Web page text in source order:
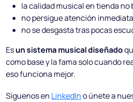
la calidad musical en tienda
no persigue atención inmediata
no se desgasta tras pocas
Esun sistema musical diseñado
como base y la fama solo cuando
eso funciona mejor.
Síguenos en LinkedIno únete a